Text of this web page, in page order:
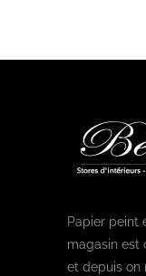
Papier peint
magasin est
et depuis on